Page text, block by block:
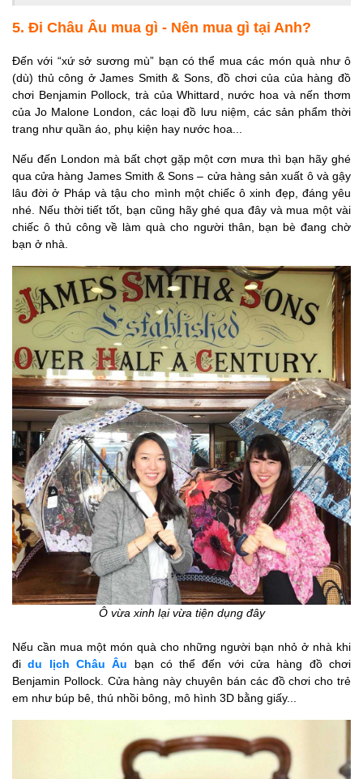
5. Đi Châu Âu mua gì - Nên mua gì tại Anh?
Đến với “xứ sở sương mù” bạn có thể mua các món quà như ô
(dù) thủ công ở James Smith & Sons, đồ chơi của của hàng đồ
chơi Benjamin Pollock, trà của Whittard, nước hoa và nến thơm
của Jo Malone London, các loại đồ lưu niệm, các sản phẩm thời
trang như quần áo, phụ kiện hay nước hoa...
Nếu đến London mà bất chợt gặp một cơn mưa thì bạn hãy ghé
qua cửa hàng James Smith & Sons – cửa hàng sản xuất ô và gậy
lâu đời ở Pháp và tậu cho mình một chiếc ô xinh đẹp, đáng yêu
nhé. Nếu thời tiết tốt, bạn cũng hãy ghé qua đây và mua một vài
chiếc ô thủ công về làm quà cho người thân, bạn bè đang chờ
bạn ở nhà.
Ô vừa xinh lại vừa tiện dụng đây
Nếu cần mua một món quà cho những người bạn nhỏ ở nhà khi
đidu lịch Châu Âu bạn có thể đến với cửa hàng đồ chơi
Benjamin Pollock. Cửa hàng này chuyên bán các đồ chơi cho trẻ
em như búp bê, thú nhồi bông, mô hình 3D bằng giấy...